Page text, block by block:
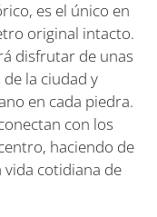
es el único en
original intacto.
disfrutar de unas
la ciudad y
en cada piedra.
con los
haciendo de
vida cotidiana de